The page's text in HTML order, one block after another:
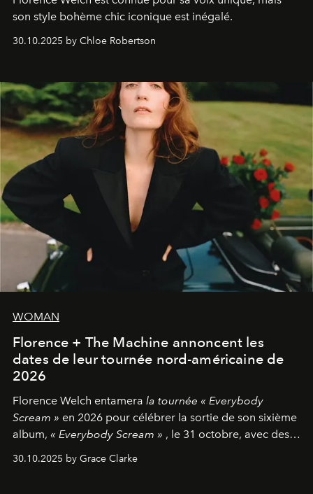
son style bohème chic iconique est inégalé.
30.10.2025 by Chloe Robertson
WOMAN
Florence + The Machine annoncent les
dates de leur tournée nord-américaine de
2026
Florence Welch entamera la tournée « Everybody
Scream » en 2026 pour célébrer la sortie de son sixième
album, « Everybody Scream » , le 31 octobre, avec des
dates nord-américaines débutant en avril prochain.
30.10.2025 by Grace Clarke